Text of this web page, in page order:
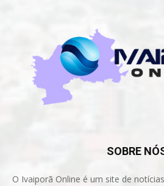
SOBRE
O Ivaiporã Online é um site de